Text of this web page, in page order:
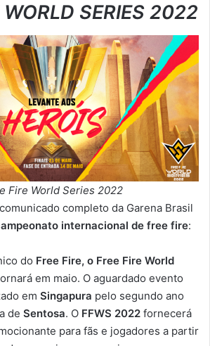
WORLD SERIES 2022
Fire World Series 2022
completo da Garena Brasil
internacional de free fire:
do Free Fire, o Free Fire World
em maio. O aguardado evento
em Singapura pelo segundo ano
de Sentosa. O FFWS 2022 fornecerá
para fãs e jogadores a partir